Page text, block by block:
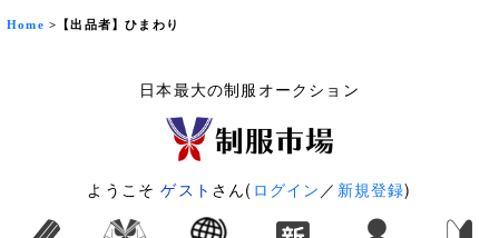
Home >【出品者】ひまわり
日本最大の制服オークション
ようこそゲスト さん( ログイン ／ 新規登録)